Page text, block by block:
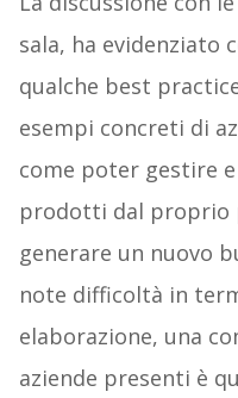
sala, ha evidenziato
qualche best
esempi concreti di
come poter gestire
prodotti dal proprio
generare un nuovo
note difficoltà in
elaborazione, una
aziende presenti è